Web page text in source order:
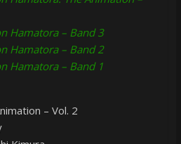
Hamatora – Band 3
Hamatora – Band 2
Hamatora – Band 1
– Vol. 2